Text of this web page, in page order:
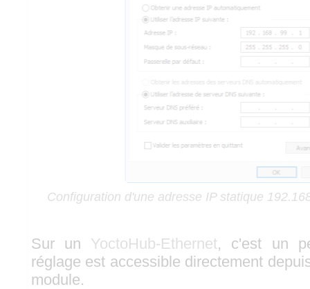
Configuration d'une adresse IP statique
Sur un YoctoHub-Ethernet, c'est un
réglage est accessible directement
module.